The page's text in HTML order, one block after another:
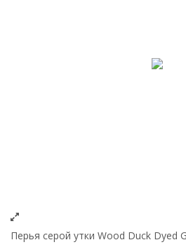
Перья серой утки Wood Duck Dyed